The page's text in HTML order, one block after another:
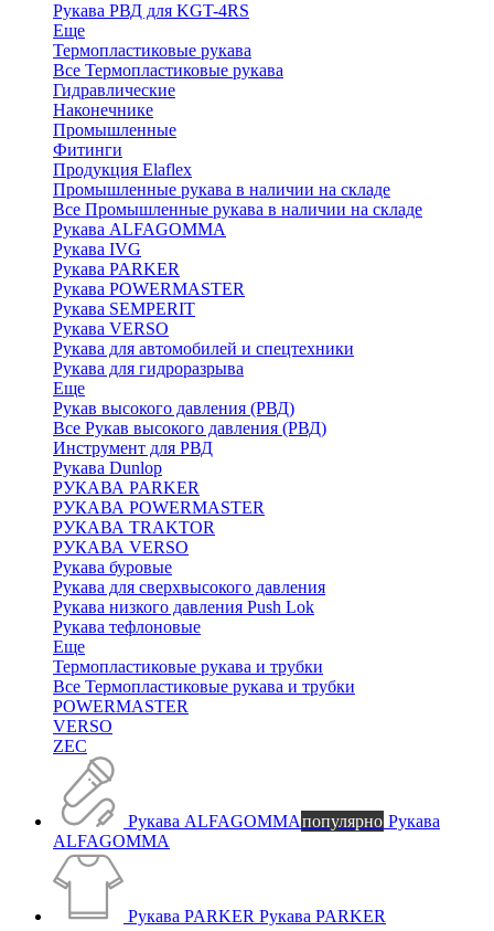
Рукава РВД для KGT-4RS
Еще
Термопластиковые рукава
Все Термопластиковые рукава
Гидравлические
Наконечнике
Промышленные
Фитинги
Продукция Elaflex
Промышленные рукава в наличии на складе
Все Промышленные рукава в наличии на складе
Рукава ALFAGOMMA
Рукава IVG
Рукава PARKER
Рукава POWERMASTER
Рукава SEMPERIT
Рукава VERSO
Рукава для автомобилей и спецтехники
Рукава для гидроразрыва
Еще
Рукав высокого давления (РВД)
Все Рукав высокого давления (РВД)
Инструмент для РВД
Рукава Dunlop
РУКАВА PARKER
РУКАВА POWERMASTER
РУКАВА TRAKTOR
РУКАВА VERSO
Рукава буровые
Рукава для сверхвысокого давления
Рукава низкого давления Push Lok
Рукава тефлоновые
Еще
Термопластиковые рукава и трубки
Все Термопластиковые рукава и трубки
POWERMASTER
VERSO
ZEC
Рукава ALFAGOMMAпопулярно Рукава
ALFAGOMMA
Рукава PARKER Рукава PARKER